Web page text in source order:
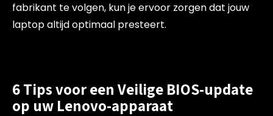
fabrikant te volgen, kun je ervoor zorgen dat jouw
laptop altijd optimaal presteert.
6 Tips voor een Veilige BIOS-update
op uw Lenovo-apparaat